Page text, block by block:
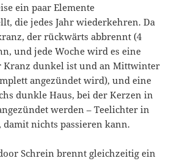
ein paar Elemente
die jedes Jahr wiederkehren. Da
der rückwärts abbrennt (4
und jede Woche wird es eine
Kranz dunkel ist und an Mittwinter
angezündet wird), und eine
dunkle Haus, bei der Kerzen in
werden – Teelichter in
damit nichts passieren kann.
Schrein brennt gleichzeitig ein